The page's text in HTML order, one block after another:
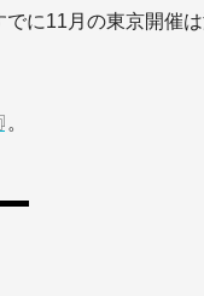
でに11月の東京開催
。